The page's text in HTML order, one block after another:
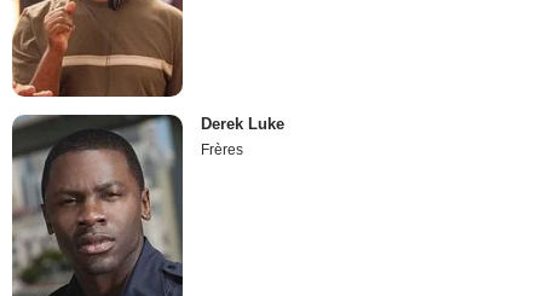
Derek Luke
Frères